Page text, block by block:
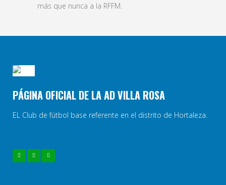
más que nunca a la RFFM.
PÁGINA OFICIAL DE LA AD VILLA ROSA
EL Club de fútbol base referente en el distrito de Hortaleza.